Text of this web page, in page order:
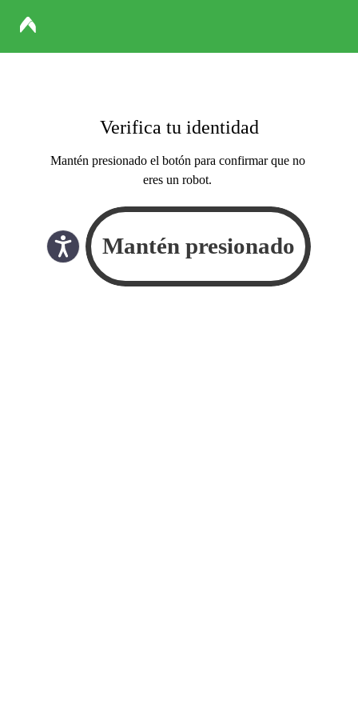
Verifica tu identidad
Mantén presionado el botón para confirmar que no
eres un robot.